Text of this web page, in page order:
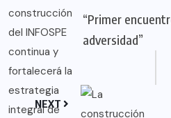
“Primer
adversidad”
NEXT